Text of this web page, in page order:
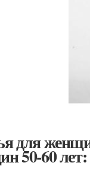
для
50-60